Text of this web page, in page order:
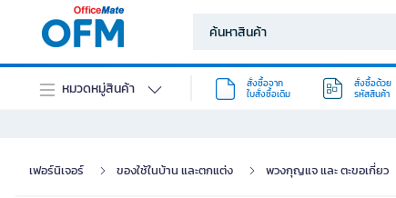
หมวดหมู่สินค้า
สั่งซื้อจาก
ใบสั่งซื้อเดิม
สั่งซื้อด้วย
รหัสสินค้า
เฟอร์นิเจอร์ ของใช้ในบ้าน และตกแต่ง พวงกุญแจ และ ตะขอเกี่ยว